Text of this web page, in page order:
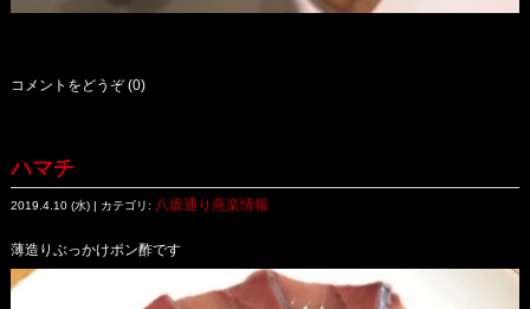
コメントをどうぞ (0)
ハマチ
2019.4.10 (水) | カテゴリ: 八坂通り燕楽情報
薄造りぶっかけポン酢です